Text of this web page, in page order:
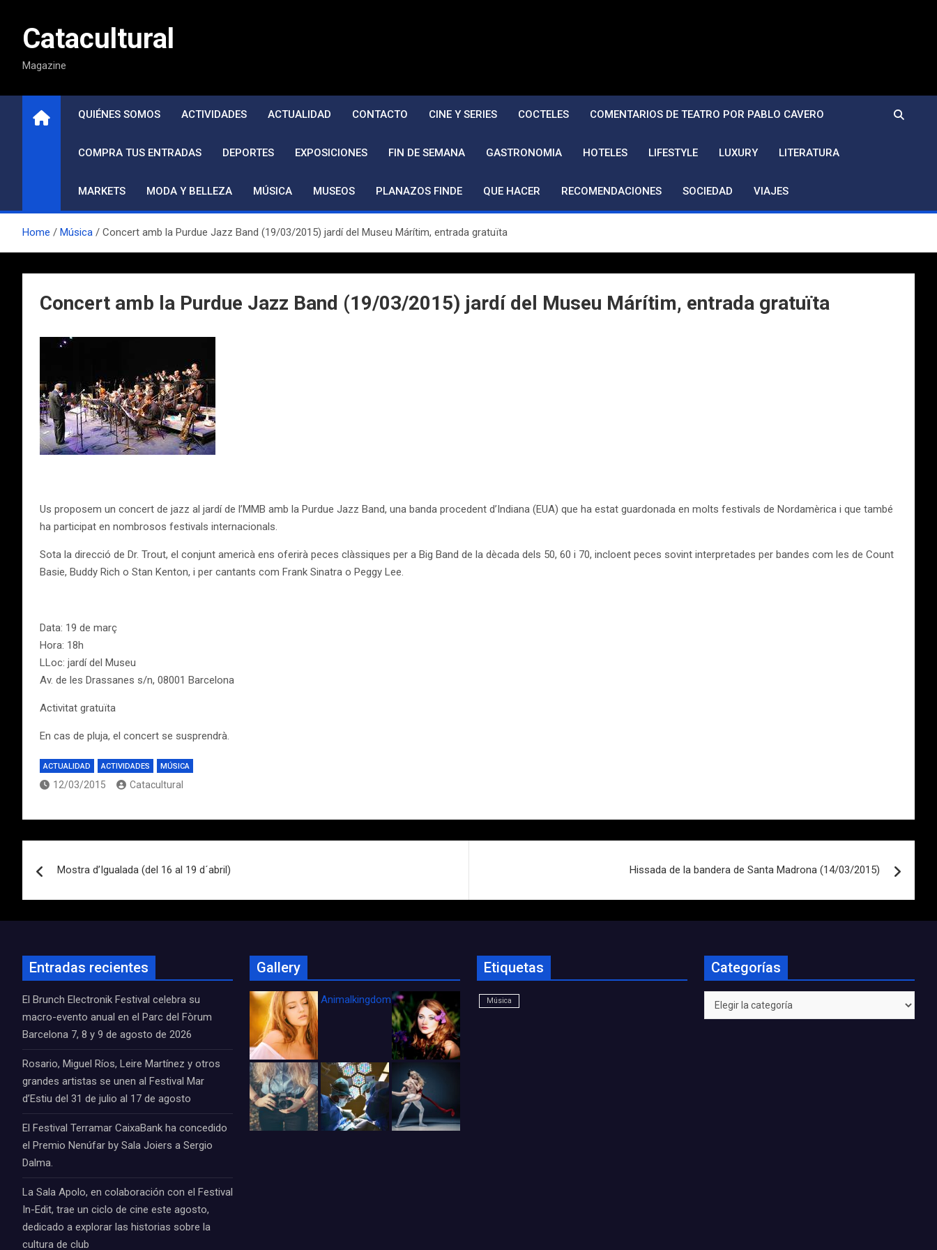
contenidoCatacultural
Magazine
QUIÉNES SOMOS ACTIVIDADES ACTUALIDAD CONTACTO CINE Y SERIES COCTELES COMENTARIOS DE TEATRO POR PABLO CAVERO
COMPRA TUS ENTRADAS DEPORTES EXPOSICIONES FIN DE SEMANA GASTRONOMIA HOTELES LIFESTYLE LUXURY LITERATURA
MARKETS MODA Y BELLEZA MÚSICA MUSEOS PLANAZOS FINDE QUE HACER RECOMENDACIONES SOCIEDAD VIAJES
Home Música Concert amb la Purdue Jazz Band (19/03/2015) jardí del Museu Márítim, entrada gratuïta
Concert amb la Purdue Jazz Band (19/03/2015) jardí del Museu Márítim, entrada gratuïta
Us proposem un concert de jazz al jardí de l’MMB amb la Purdue Jazz Band, una banda procedent d’Indiana (EUA) que ha estat guardonada en molts festivals de Nordamèrica i que també
ha participat en nombrosos festivals internacionals.
Sota la direcció de Dr. Trout, el conjunt americà ens oferirà peces clàssiques per a Big Band de la dècada dels 50, 60 i 70, incloent peces sovint interpretades per bandes com les de Count
Basie, Buddy Rich o Stan Kenton, i per cantants com Frank Sinatra o Peggy Lee.
Data: 19 de març
Hora: 18h
LLoc: jardí del Museu
Av. de les Drassanes s/n, 08001 Barcelona
Activitat gratuïta
En cas de pluja, el concert se susprendrà.
ACTUALIDAD ACTIVIDADES MÚSICA
12/03/2015 Catacultural
de
Mostra d’Igualada (del 16 al 19 d´abril) Hissada de la bandera de Santa Madrona (14/03/2015)
Entradas recientes
El Brunch Electronik Festival celebra su
macro-evento anual en el Parc del Fòrum
Barcelona 7, 8 y 9 de agosto de 2026
Rosario, Miguel Ríos, Leire Martínez y otros
grandes artistas se unen al Festival Mar
d’Estiu del 31 de julio al 17 de agosto
El Festival Terramar CaixaBank ha concedido
el Premio Nenúfar by Sala Joiers a Sergio
Dalma.
La Sala Apolo, en colaboración con el Festival
In-Edit, trae un ciclo de cine este agosto,
dedicado a explorar las historias sobre la
cultura de club
Gallery
Animalkingdom_FichaCine
Etiquetas
Música
Categorías
Categorías